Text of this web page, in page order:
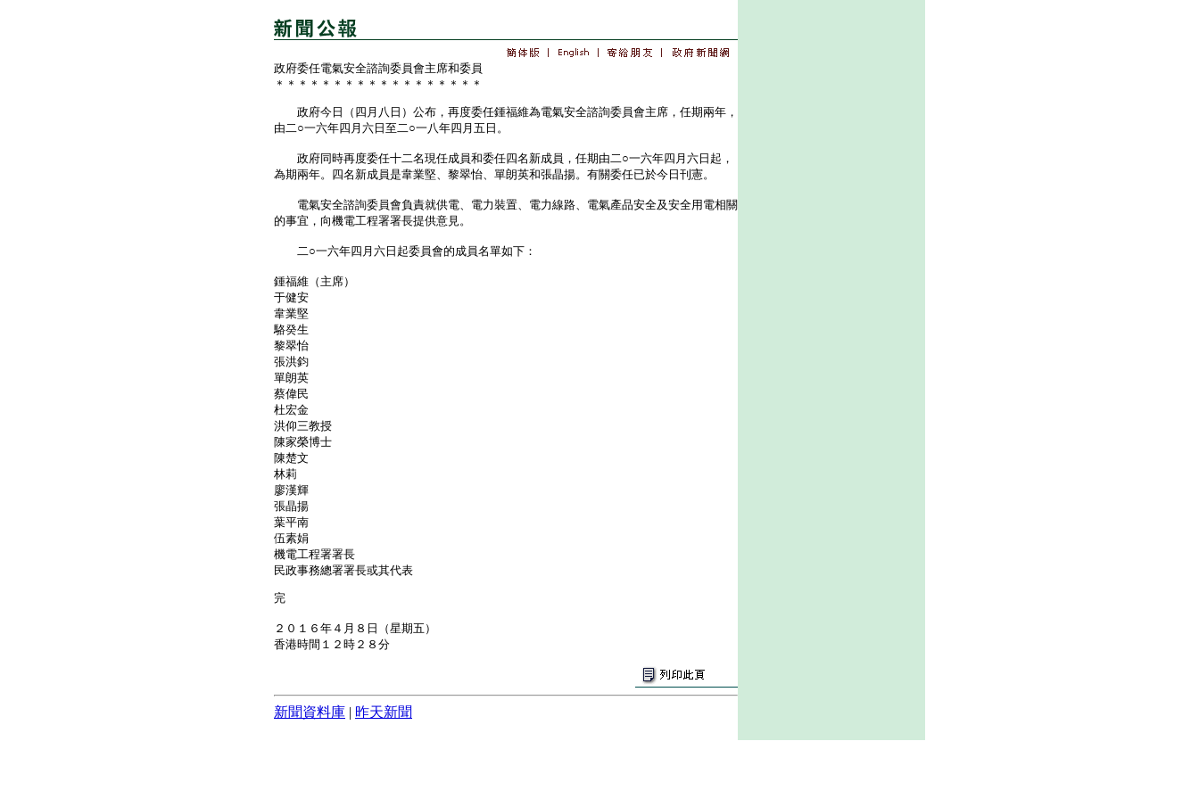
政府委任電氣安全諮詢委員會主席和委員
＊＊＊＊＊＊＊＊＊＊＊＊＊＊＊＊＊＊
政府今日（四月八日）公布，再度委任鍾福維為電氣安全諮詢委員會主席，任期兩年，
由二○一六年四月六日至二○一八年四月五日。
政府同時再度委任十二名現任成員和委任四名新成員，任期由二○一六年四月六日起，
為期兩年。四名新成員是韋業堅、黎翠怡、單朗英和張晶揚。有關委任已於今日刊憲。
電氣安全諮詢委員會負責就供電、電力裝置、電力線路、電氣產品安全及安全用電相關
的事宜，向機電工程署署長提供意見。
二○一六年四月六日起委員會的成員名單如下：
鍾福維（主席）
于健安
韋業堅
駱癸生
黎翠怡
張洪鈞
單朗英
蔡偉民
杜宏金
洪仰三教授
陳家榮博士
陳楚文
林莉
廖漢輝
張晶揚
葉平南
伍素娟
機電工程署署長
民政事務總署署長或其代表
完
２０１６年４月８日（星期五）
香港時間１２時２８分
新聞資料庫 | 昨天新聞